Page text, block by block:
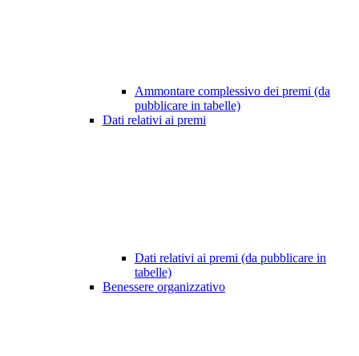
Ammontare complessivo dei premi (da
pubblicare in tabelle)
Dati relativi ai premi
Dati relativi ai premi (da pubblicare in
tabelle)
Benessere organizzativo